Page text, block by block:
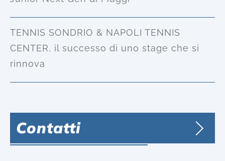
TENNIS SONDRIO & NAPOLI TENNIS
CENTER, il successo di uno stage che si
rinnova
Contatti